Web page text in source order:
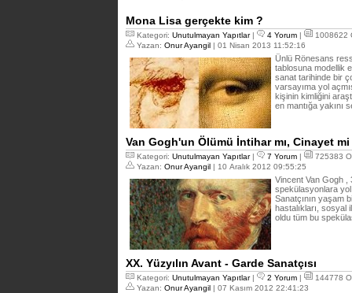
Mona Lisa gerçekte kim ?
Kategori: Unutulmayan Yapıtlar| 4 Yorum |
1008622
Yazan: Onur Ayangil | 01 Nisan 2013 11:52:16
Ünlü Rönesans
tablosuna modellik
sanat tarihinde bir
varsayıma yol
kişinin kimliğini
en mantığa yakını
Van Gogh'un Ölümü İntihar mı, Cinayet
Kategori: Unutulmayan Yapıtlar| 7 Yorum |
725383
Yazan: Onur Ayangil | 10 Aralık 2012 09:55:25
Vincent Van Gogh ,
spekülasyonlara
Sanatçının yaşam
hastalıkları, sosyal
oldu tüm bu
XX. Yüzyılın Avant - Garde Sanatçısı
Kategori: Unutulmayan Yapıtlar| 2 Yorum |
144778
Yazan: Onur Ayangil | 07 Kasım 2012 22:41:23